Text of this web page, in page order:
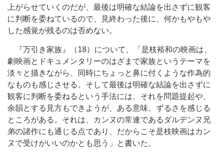
上がらせていくのだが、最後は明確な結論を出さずに観客
に判断を委ねているので、見終わった後に、何かもやもや
した感覚が残るのは否めない。
『万引き家族』（18）について、「是枝裕和の映画は、
劇映画とドキュメンタリーのはざまで家族というテーマを
淡々と描きながら、同時にちょっと鼻に付くような作為的
なものも感じさせる。そして最後は明確な結論を出さずに
観客に判断を委ねるという手法には、それを問題提起や、
余韻とする見方もできようが、ある意味、ずるさを感じる
ところがある。それは、カンヌの常連であるダルデンヌ兄
弟の諸作にも通じる点であり、だからこそ是枝映画はカン
ヌで受けがいいのかとも思う」と書いた。